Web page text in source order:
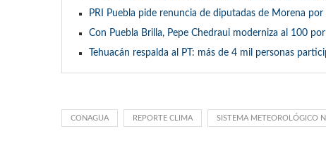
PRI Puebla pide renuncia de diputadas de Morena
Con Puebla Brilla, Pepe Chedraui moderniza al 100
Tehuacán respalda al PT: más de 4 mil personas
CONAGUA REPORTE CLIMA SISTEMA METEOROLÓGICO